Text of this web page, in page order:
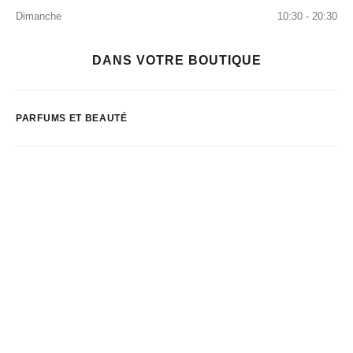
Dimanche
10:30 - 20:30
DANS VOTRE BOUTIQUE
PARFUMS ET BEAUTÉ